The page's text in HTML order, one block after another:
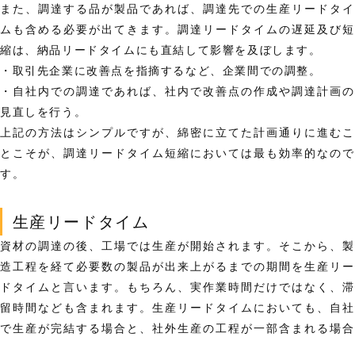
また、調達する品が製品であれば、調達先での生産リードタイ
ムも含める必要が出てきます。調達リードタイムの遅延及び短
縮は、納品リードタイムにも直結して影響を及ぼします。
・取引先企業に改善点を指摘するなど、企業間での調整。
・自社内での調達であれば、社内で改善点の作成や調達計画の
見直しを行う。
上記の方法はシンプルですが、綿密に立てた計画通りに進むこ
とこそが、調達リードタイム短縮においては最も効率的なので
す。
生産リードタイム
資材の調達の後、工場では生産が開始されます。そこから、製
造工程を経て必要数の製品が出来上がるまでの期間を生産リー
ドタイムと言います。もちろん、実作業時間だけではなく、滞
留時間なども含まれます。生産リードタイムにおいても、自社
で生産が完結する場合と、社外生産の工程が一部含まれる場合